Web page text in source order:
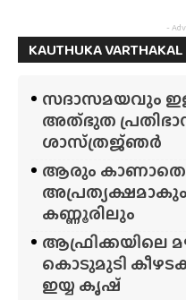
-
KAUTHUKA VARTHAKAL
സദാസമയവും
അത്‌ഭുത
ശാസ്‌ത്രജ്‌ഞർ
ആരും കാണാതെ
കണ്ണൂരിലും
ആഫ്രിക്കയിലെ
കൊടുമുടി
ഇയ്യ കൃഷ്